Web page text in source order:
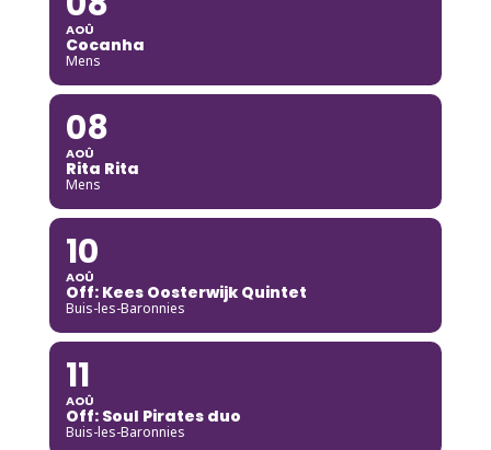
AOÛ
Cocanha
Mens
08
AOÛ
Rita Rita
Mens
10
AOÛ
Off: Kees Oosterwijk Quintet
Buis-les-Baronnies
11
AOÛ
Off: Soul Pirates duo
Buis-les-Baronnies